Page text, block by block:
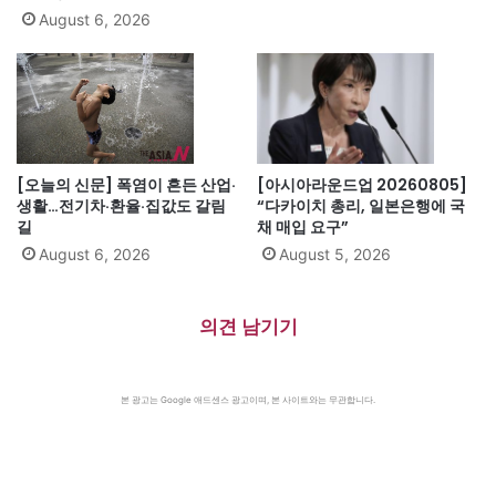
August 6, 2026
[오늘의 신문] 폭염이 흔든 산업·
생활…전기차·환율·집값도 갈림
길
August 6, 2026
[아시아라운드업 20260805]
“다카이치 총리, 일본은행에 국
채 매입 요구”
August 5, 2026
의견 남기기
본 광고는 Google 애드센스 광고이며, 본 사이트와는 무관합니다.